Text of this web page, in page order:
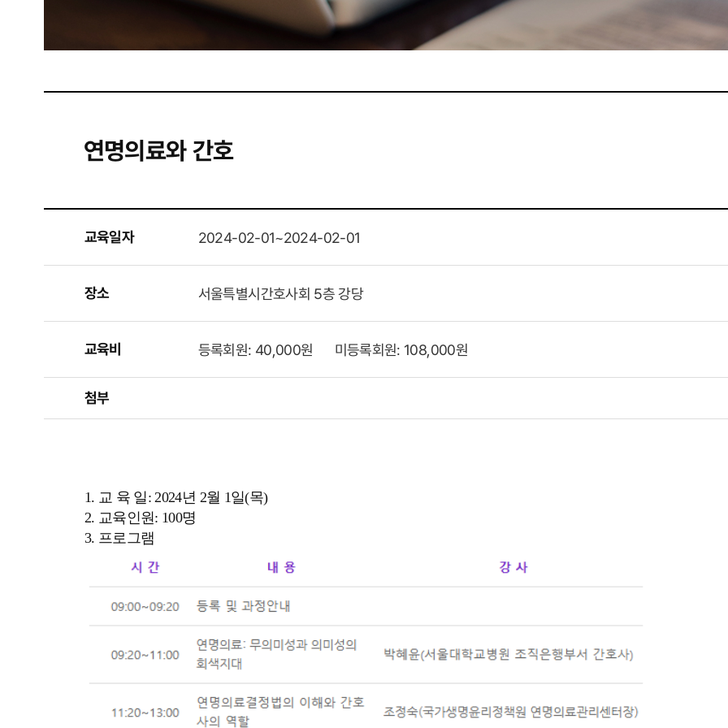
연명의료와 간호
교육일자 2024-02-01~2024-02-01
장소 서울특별시간호사회 5층 강당
교육비 등록회원: 40,000원      미등록회원: 108,000원
첨부
1. 교 육 일: 2024년 2월 1일(목)
2. 교육인원: 100명
3. 프로그램